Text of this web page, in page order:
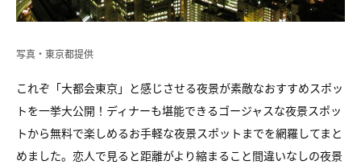
写真・東京都提供
これぞ「大都会東京」と感じさせる夜景が素敵なおすすめスポッ
トを一挙大公開！ディナーも堪能できるゴージャスな夜景スポッ
トから無料で楽しめるお手軽な夜景スポットまでを網羅してまと
めました。恋人で見ると距離がより縮まること間違いなしの夜景